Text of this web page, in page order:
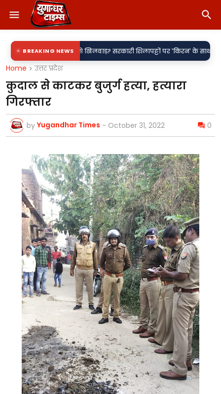
BREAKING NEWS
नियमों से खिलवाड़? सरकारी शिलापट्टों पर 'किरन' के साथ 'राकेश' की एंट्री पर
Home उत्तर प्रदेश
कुदाल से काटकर बुजुर्ग हत्या, हत्यारा
गिरफ्तार
by Yugandhar Times - October 31, 2022 0